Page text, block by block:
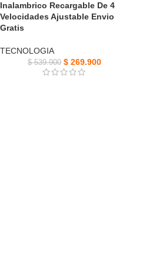
Inalambrico Recargable De 4
Velocidades Ajustable Envio
Gratis
TECNOLOGIA
$539.900 $ 269.900